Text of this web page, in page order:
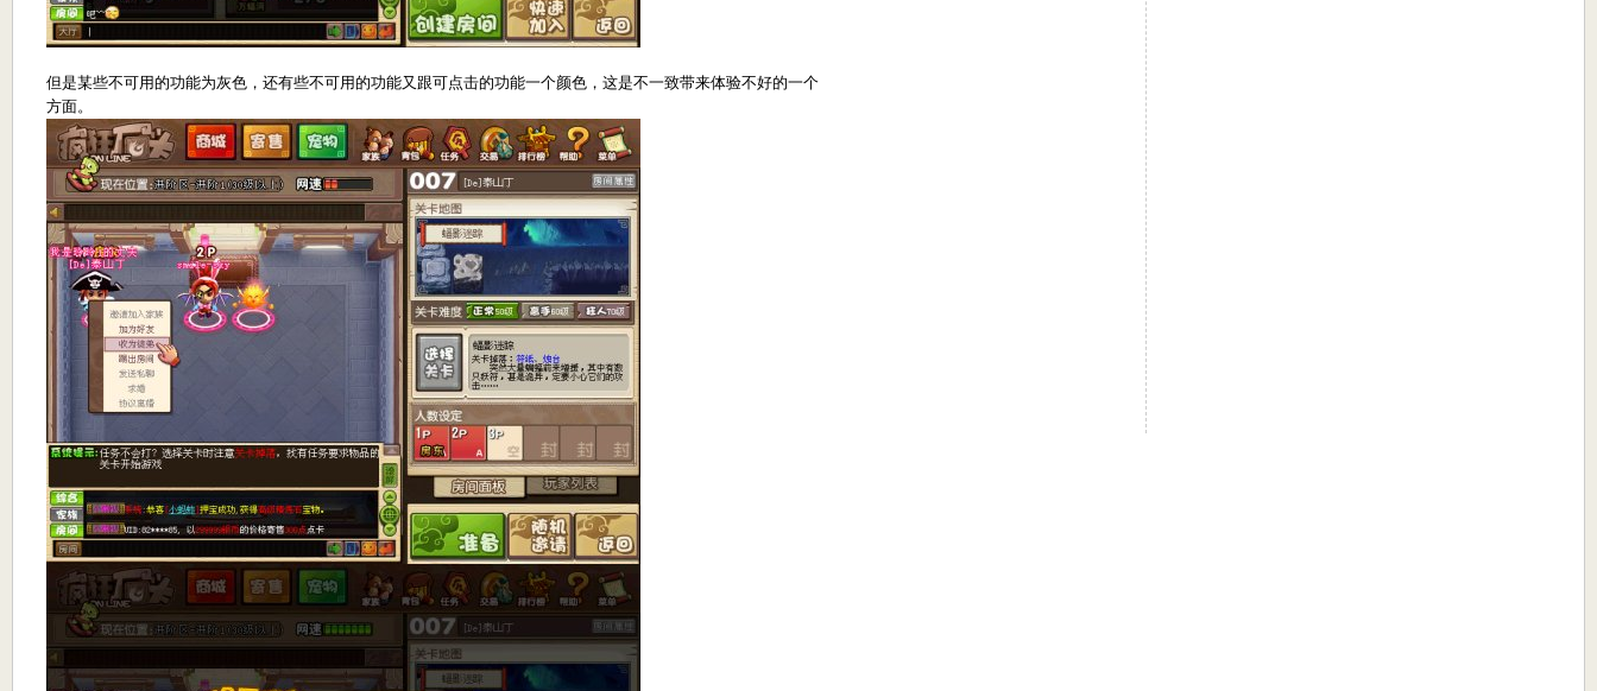
但是某些不可用的功能为灰色，还有些不可用的功能又跟可点击的功能一个颜色，这是不一致带来体验不好的一个
方面。